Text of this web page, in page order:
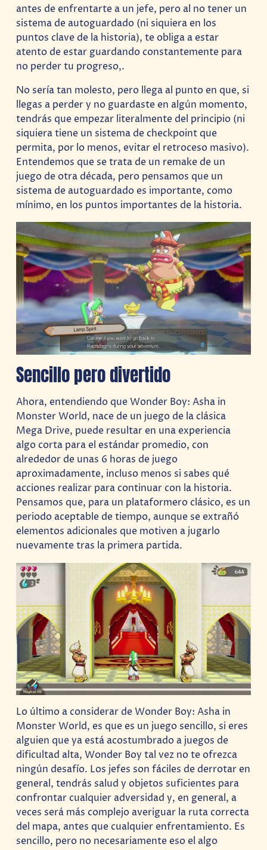
antes de enfrentarte a un jefe, pero al no tener un
sistema de autoguardado (ni siquiera en los
puntos clave de la historia), te obliga a estar
atento de estar guardando constantemente para
no perder tu progreso,.
No sería tan molesto, pero llega al punto en que, si
llegas a perder y no guardaste en algún momento,
tendrás que empezar literalmente del principio (ni
siquiera tiene un sistema de checkpoint que
permita, por lo menos, evitar el retroceso masivo).
Entendemos que se trata de un remake de un
juego de otra década, pero pensamos que un
sistema de autoguardado es importante, como
mínimo, en los puntos importantes de la historia.
Sencillo pero divertido
Ahora, entendiendo que Wonder Boy: Asha in
Monster World, nace de un juego de la clásica
Mega Drive, puede resultar en una experiencia
algo corta para el estándar promedio, con
alrededor de unas 6 horas de juego
aproximadamente, incluso menos si sabes qué
acciones realizar para continuar con la historia.
Pensamos que, para un plataformero clásico, es un
periodo aceptable de tiempo, aunque se extrañó
elementos adicionales que motiven a jugarlo
nuevamente tras la primera partida.
Lo último a considerar de Wonder Boy: Asha in
Monster World, es que es un juego sencillo, si eres
alguien que ya está acostumbrado a juegos de
dificultad alta, Wonder Boy tal vez no te ofrezca
ningún desafío. Los jefes son fáciles de derrotar en
general, tendrás salud y objetos suficientes para
confrontar cualquier adversidad y, en general, a
veces será más complejo averiguar la ruta correcta
del mapa, antes que cualquier enfrentamiento. Es
sencillo, pero no necesariamente eso el algo